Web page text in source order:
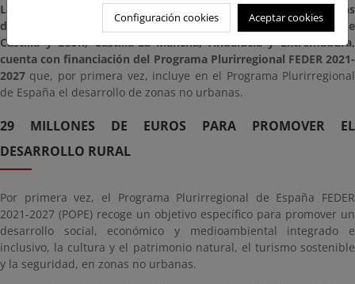
La convocatoria, a la que pueden presentarse proyectos de las
diputaciones pertenecientes a las comunidades autónomas de
Castilla y León, Castilla-La Mancha, Andalucía y Extremadura,
cuenta con financiación del Programa Plurirregional FEDER 2021-
2027 que, por primera vez, incluye en el Programa Plurirregional
de España el desarrollo de zonas no urbanas.
29 MILLONES DE EUROS PARA PROMOVER EL
DESARROLLO RURAL
Por primera vez, el Programa Plurirregional de España FEDER
2021-2027 (POPE) recoge un objetivo específico para promover un
desarrollo social, económico y medioambiental integrado e
inclusivo, la cultura y el patrimonio natural, el turismo sostenible
y la seguridad, en zonas no urbanas.
Configuración cookies Aceptar cookies